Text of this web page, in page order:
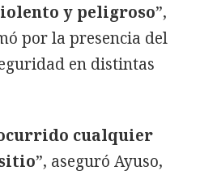
y peligroso”,
por la presencia del
en distintas
cualquier
”, aseguró Ayuso,